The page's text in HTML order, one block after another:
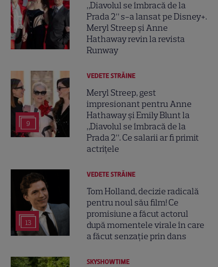
„Diavolul se îmbracă de la
Prada 2” s-a lansat pe Disney+.
Meryl Streep și Anne
Hathaway revin la revista
Runway
9
VEDETE STRĂINE
Meryl Streep, gest
impresionant pentru Anne
Hathaway și Emily Blunt la
„Diavolul se îmbracă de la
Prada 2”. Ce salarii ar fi primit
actrițele
13
VEDETE STRĂINE
Tom Holland, decizie radicală
pentru noul său film! Ce
promisiune a făcut actorul
după momentele virale în care
a făcut senzație prin dans
SKYSHOWTIME